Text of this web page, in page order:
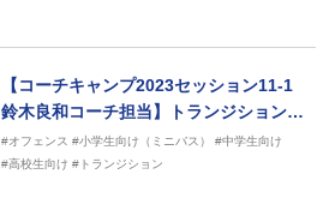
【コーチキャンプ2023セッション11‐1
鈴木良和コーチ担当】トランジション局
面の原理原則
#オフェンス #小学生向け（ミニバス）
#中学生向け
#高校生向け #トランジション